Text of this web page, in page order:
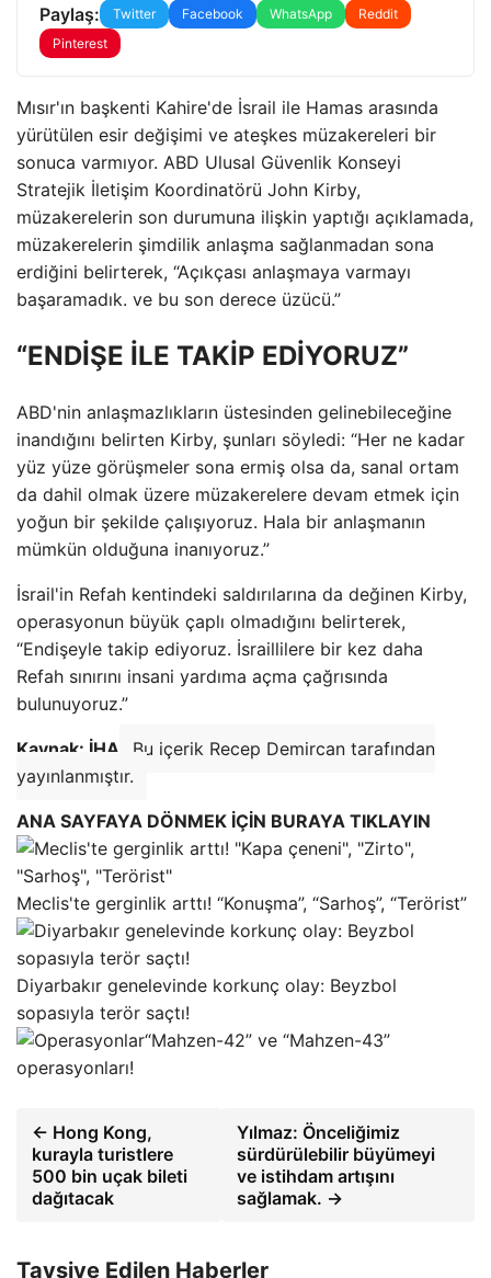
Paylaş: Twitter Facebook WhatsApp
Reddit
Pinterest
Mısır'ın başkenti Kahire'de İsrail ile Hamas arasında
yürütülen esir değişimi ve ateşkes müzakereleri bir
sonuca varmıyor. ABD Ulusal Güvenlik Konseyi
Stratejik İletişim Koordinatörü John Kirby,
müzakerelerin son durumuna ilişkin yaptığı açıklamada,
müzakerelerin şimdilik anlaşma sağlanmadan sona
erdiğini belirterek, “Açıkçası anlaşmaya varmayı
başaramadık. ve bu son derece üzücü.”
“ENDİŞE İLE TAKİP EDİYORUZ”
ABD'nin anlaşmazlıkların üstesinden gelinebileceğine
inandığını belirten Kirby, şunları söyledi: “Her ne kadar
yüz yüze görüşmeler sona ermiş olsa da, sanal ortam
da dahil olmak üzere müzakerelere devam etmek için
yoğun bir şekilde çalışıyoruz. Hala bir anlaşmanın
mümkün olduğuna inanıyoruz.”
İsrail'in Refah kentindeki saldırılarına da değinen Kirby,
operasyonun büyük çaplı olmadığını belirterek,
“Endişeyle takip ediyoruz. İsraillilere bir kez daha
Refah sınırını insani yardıma açma çağrısında
bulunuyoruz.”
Kaynak: İHA
Bu içerik Recep Demircan tarafından
yayınlanmıştır.
ANA SAYFAYA DÖNMEK İÇİN BURAYA TIKLAYIN
Meclis'te gerginlik arttı! “Konuşma”, “Sarhoş”, “Terörist”
Diyarbakır genelevinde korkunç olay: Beyzbol
sopasıyla terör saçtı!
“Mahzen-42” ve “Mahzen-43”
operasyonları!
← Hong Kong,
kurayla turistlere
500 bin uçak bileti
dağıtacak
Yılmaz: Önceliğimiz
sürdürülebilir büyümeyi
ve istihdam artışını
sağlamak. →
Tavsiye Edilen Haberler